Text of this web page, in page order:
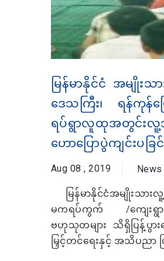
မြန်မာနိုင်ငံ အမျို
ဒေသကြီး၊ ရန်ကုန်
ရပ်ရွာလူထုအတွင်းလူ့အ
ဟောပြောပွဲကျင်းပခြင်
Aug 08 , 2019 News
မြန်မာနိုင်ငံအမျိုးသား
မကရပ်ကွက် /ကျေးရွာ
ဗဟုသုတများ သိရှိပြန့်ပွ
မြှင့်တင်ရေးနှင့် အသိပညာ ပ